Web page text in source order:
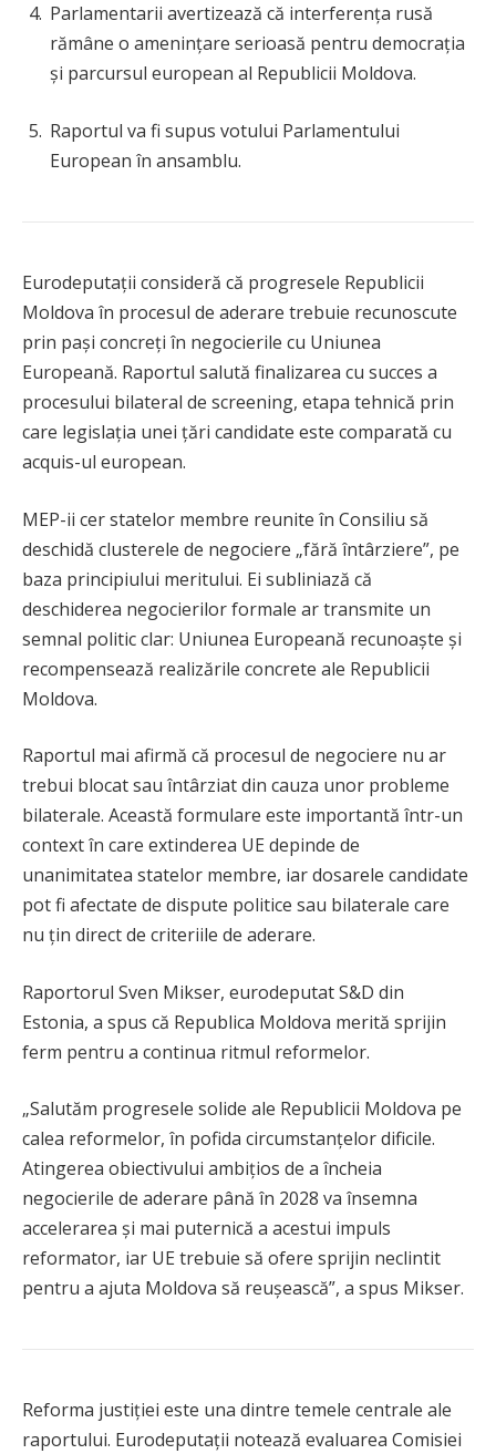
Parlamentarii avertizează că interferența rusă
rămâne o amenințare serioasă pentru democrația
și parcursul european al Republicii Moldova.
Raportul va fi supus votului Parlamentului
European în ansamblu.
Eurodeputații consideră că progresele Republicii
Moldova în procesul de aderare trebuie recunoscute
prin pași concreți în negocierile cu Uniunea
Europeană. Raportul salută finalizarea cu succes a
procesului bilateral de screening, etapa tehnică prin
care legislația unei țări candidate este comparată cu
acquis-ul european.
MEP-ii cer statelor membre reunite în Consiliu să
deschidă clusterele de negociere „fără întârziere”, pe
baza principiului meritului. Ei subliniază că
deschiderea negocierilor formale ar transmite un
semnal politic clar: Uniunea Europeană recunoaște și
recompensează realizările concrete ale Republicii
Moldova.
Raportul mai afirmă că procesul de negociere nu ar
trebui blocat sau întârziat din cauza unor probleme
bilaterale. Această formulare este importantă într-un
context în care extinderea UE depinde de
unanimitatea statelor membre, iar dosarele candidate
pot fi afectate de dispute politice sau bilaterale care
nu țin direct de criteriile de aderare.
Raportorul Sven Mikser, eurodeputat S&D din
Estonia, a spus că Republica Moldova merită sprijin
ferm pentru a continua ritmul reformelor.
„Salutăm progresele solide ale Republicii Moldova pe
calea reformelor, în pofida circumstanțelor dificile.
Atingerea obiectivului ambițios de a încheia
negocierile de aderare până în 2028 va însemna
accelerarea și mai puternică a acestui impuls
reformator, iar UE trebuie să ofere sprijin neclintit
pentru a ajuta Moldova să reușească”, a spus Mikser.
Reforma justiției este una dintre temele centrale ale
raportului. Eurodeputații notează evaluarea Comisiei